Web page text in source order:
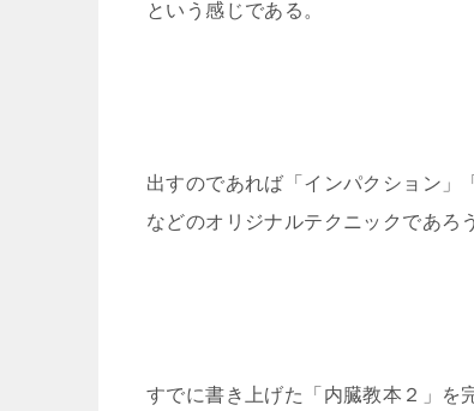
という感じである。
出すのであれば「インパクション」
などのオリジナルテクニックであろ
すでに書き上げた「内臓教本２」を